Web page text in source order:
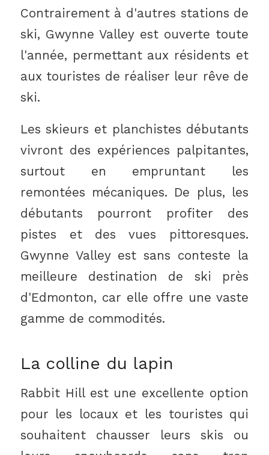
Contrairement à d'autres stations de
ski, Gwynne Valley est ouverte toute
l'année, permettant aux résidents et
aux touristes de réaliser leur rêve de
ski.
Les skieurs et planchistes débutants
vivront des expériences palpitantes,
surtout en empruntant les
remontées mécaniques. De plus, les
débutants pourront profiter des
pistes et des vues pittoresques.
Gwynne Valley est sans conteste la
meilleure destination de ski près
d'Edmonton, car elle offre une vaste
gamme de commodités.
La colline du lapin
Rabbit Hill est une excellente option
pour les locaux et les touristes qui
souhaitent chausser leurs skis ou